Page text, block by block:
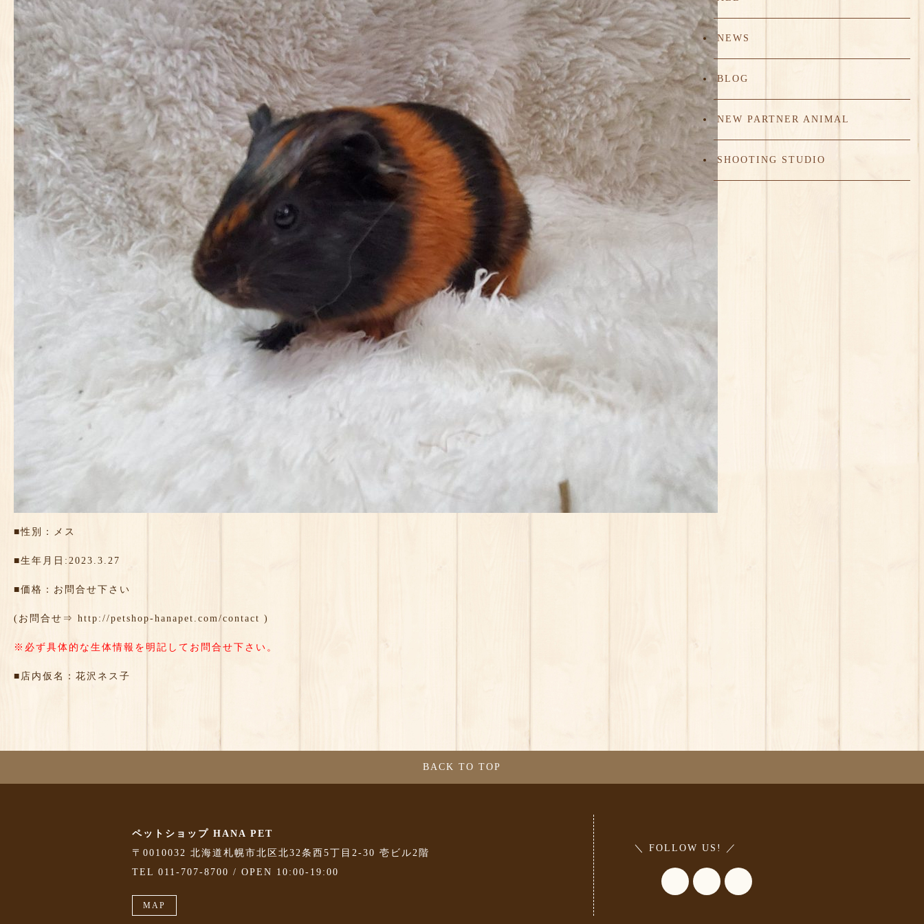
■性別：メス
■生年月日:2023.3.27
■価格：お問合せ下さい
(お問合せ⇒http://petshop-hanapet.com/contact )
※必ず具体的な生体情報を明記してお問合せ下さい。
■店内仮名：花沢ネス子
NEWS
BLOG
NEW PARTNER ANIMAL
SHOOTING STUDIO
BACK TO TOP
ペットショップ HANA PET
〒0010032 北海道札幌市北区北32条西5丁目2-30 壱ビル2階
TEL 011-707-8700 / OPEN 10:00-19:00
MAP
＼ FOLLOW US! ／